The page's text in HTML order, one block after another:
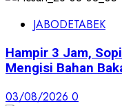
JABODETABEK
Hampir 3 Jam,
Mengisi Bahan
03/08/2026 0